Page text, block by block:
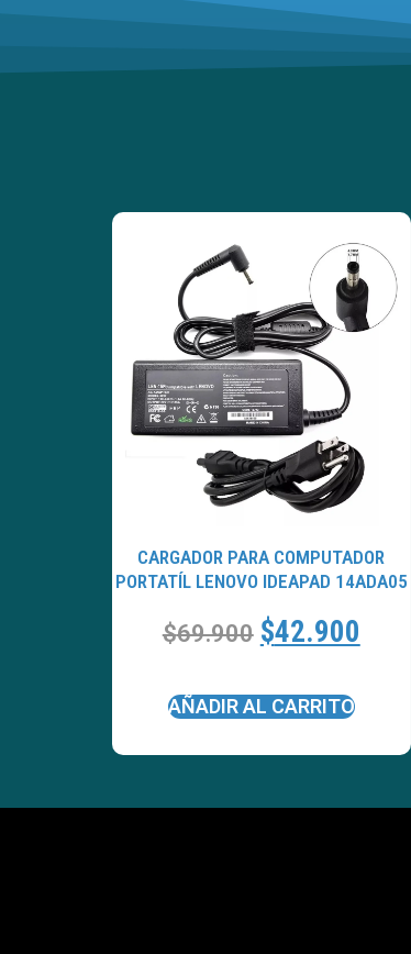
CARGADOR PARA COMPUTADOR
PORTATÍL LENOVO IDEAPAD 14ADA05
$69.900 $42.900
AÑADIR AL CARRITO